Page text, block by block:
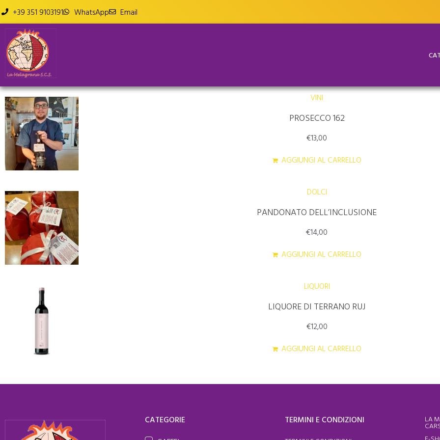
+39 351 9103191 WhatsApp Email
VINI
PROSECCO 162
€13,00
AGGIUNGI AL CARRELLO
DOLCI
PANDONATO DELL’INCLUSIONE
€14,00
AGGIUNGI AL CARRELLO
LIQUORI
LIQUORE DI TERRANO RUJ
€12,00
AGGIUNGI AL CARRELLO
CATEGORIE
TERMINI E CONDIZIONI LA